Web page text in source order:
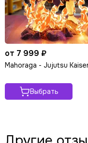
от 7 999 ₽
Mahoraga - Jujutsu
Выбрать